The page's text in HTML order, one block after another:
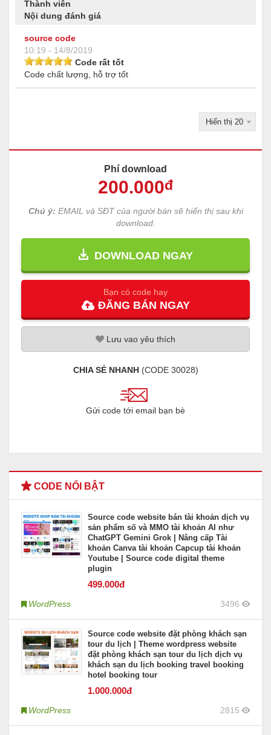
Thành viên
Nội dung đánh giá
source code
10:19 - 14/8/2019
Code rất tốt
Code chất lượng, hỗ trợ tốt
Phí download
200.000đ
Chú ý: EMAIL và SĐT của người bán sẽ hiển thị sau khi
download.
DOWNLOAD NGAY
Bạn có code hay
ĐĂNG BÁN NGAY
Lưu vao yêu thích
CHIA SẺ NHANH(CODE 30028)
Gửi code tới email bạn bè
CODE NỔI BẬT
Source code website bán tài khoản dịch vụ
sản phẩm số và MMO tài khoản AI như
ChatGPT Gemini Grok | Nâng cấp Tài
khoản Canva tài khoản Capcup tài khoản
Youtube | Source code digital theme
plugin
499.000đ
WordPress 3496
Source code website đặt phòng khách sạn
tour du lịch | Theme wordpress website
đặt phòng khách sạn tour du lịch dịch vụ
khách sạn du lịch booking travel booking
hotel booking tour
1.000.000đ
WordPress 2815